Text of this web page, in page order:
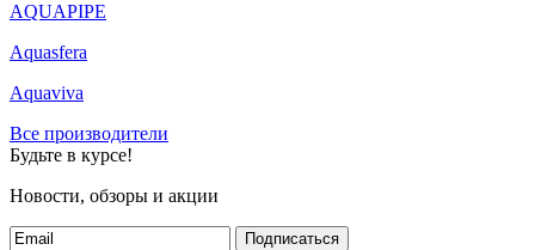
AQUAPIPE
Aquasfera
Aquaviva
Все производители
Будьте в курсе!
Новости, обзоры и акции
Подписаться